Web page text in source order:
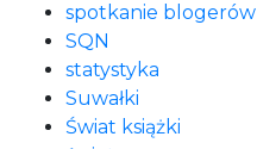
spotkanie blogerów
SQN
statystyka
Suwałki
Świat książki